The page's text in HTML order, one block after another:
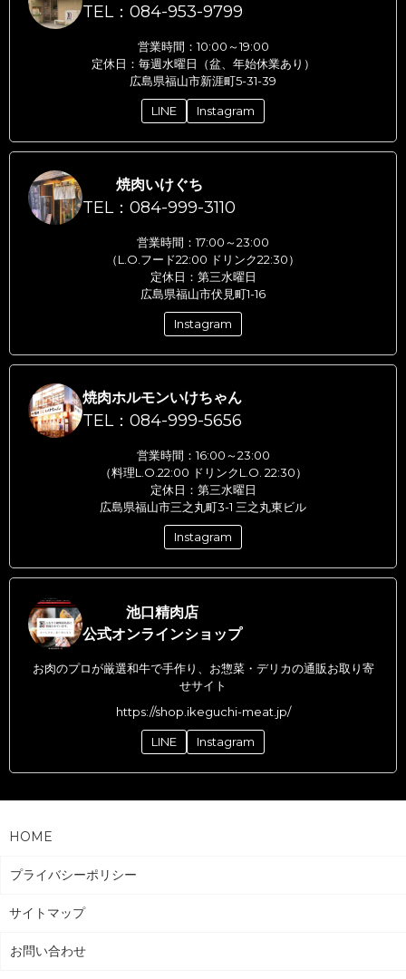
TEL：084-953-9799
営業時間：10:00～19:00
定休日：毎週水曜日（盆、年始休業あり）
広島県福山市新涯町5-31-39
LINE Instagram
焼肉いけぐち
TEL：084-999-3110
営業時間：17:00～23:00
（L.O.フード22:00 ドリンク22:30）
定休日：第三水曜日
広島県福山市伏見町1-16
Instagram
焼肉ホルモンいけちゃん
TEL：084-999-5656
営業時間：16:00～23:00
（料理L.O.22:00 ドリンクL.O. 22:30）
定休日：第三水曜日
広島県福山市三之丸町3-1 三之丸東ビル
Instagram
池口精肉店
公式オンラインショップ
お肉のプロが厳選和牛で手作り、お惣菜・デリカの通販お取り寄
せサイト
https://shop.ikeguchi-meat.jp/
LINE Instagram
HOME
プライバシーポリシー
サイトマップ
お問い合わせ